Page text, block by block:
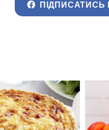
ПІДПИСАТИСЬ